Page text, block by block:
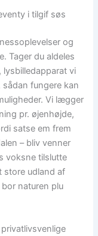
i tilgif søs
og
Tager du aldeles
lysbilledapparat vi
fungere kan
Vi lægger
pr. øjenhøjde,
satse em frem
– bliv venner
voksne tilslutte
store udland af
naturen plu